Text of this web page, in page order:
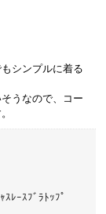
シンプルに着る
うなので、コー
ｽﾚｰｽﾌﾞﾗﾄｯﾌﾟ